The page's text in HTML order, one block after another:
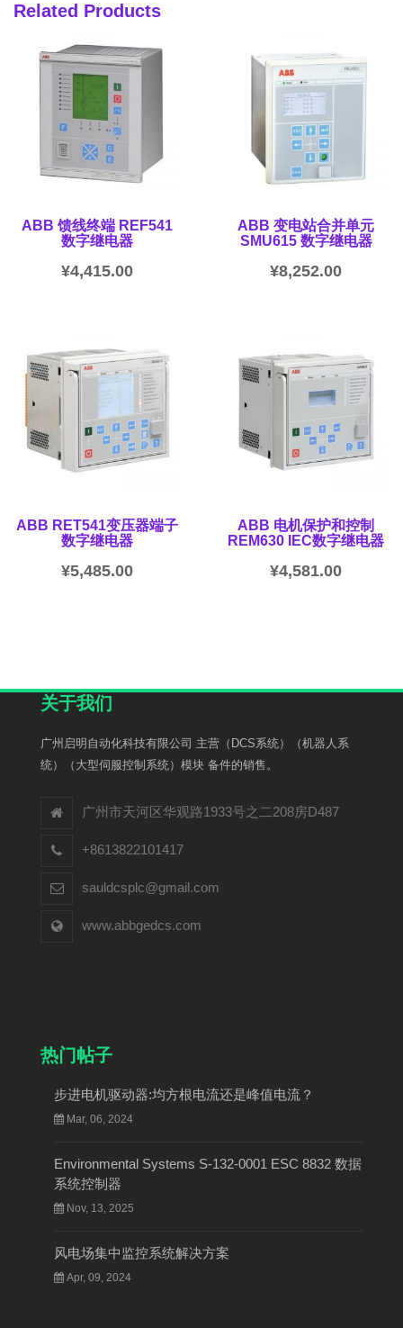
Related Products
ABB 馈线终端 REF541
数字继电器
¥4,415.00
ABB 变电站合并单元
SMU615 数字继电器
¥8,252.00
ABB RET541变压器端子
数字继电器
¥5,485.00
ABB 电机保护和控制
REM630 IEC数字继电器
¥4,581.00
关于我们
广州启明自动化科技有限公司 主营（DCS系统）（机器人系
统）（大型伺服控制系统）模块 备件的销售。
广州市天河区华观路1933号之二208房D487
+8613822101417
sauldcsplc@gmail.com
www.abbgedcs.com
热门帖子
步进电机驱动器:均方根电流还是峰值电流？
Mar, 06, 2024
Environmental Systems S-132-0001 ESC 8832 数据
系统控制器
Nov, 13, 2025
风电场集中监控系统解决方案
Apr, 09, 2024